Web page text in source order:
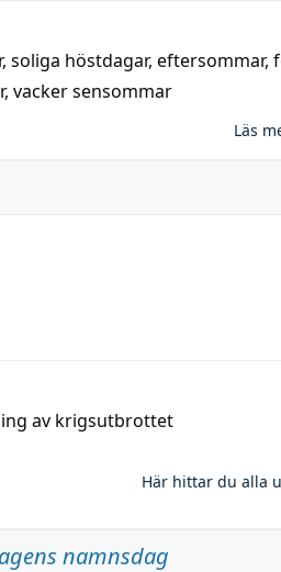
, soliga höstdagar, eftersommar,
, vacker sensommar
Läs
av krigsutbrottet
Här hittar du alla
namnsdag